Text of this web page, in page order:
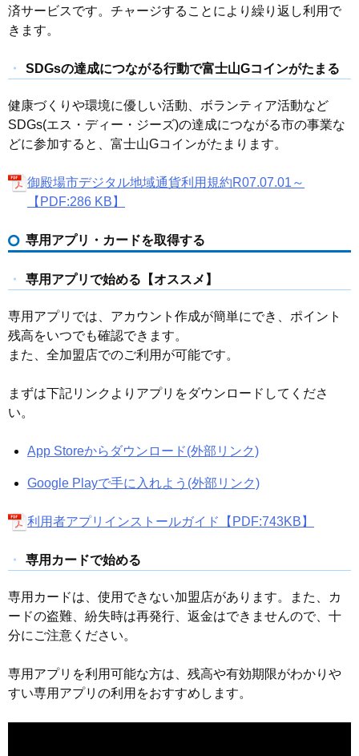
済サービスです。チャージすることにより繰り返し利用で
きます。
SDGsの達成につながる行動で富士山Gコインがたまる
健康づくりや環境に優しい活動、ボランティア活動など
SDGs(エス・ディー・ジーズ)の達成につながる市の事業な
どに参加すると、富士山Gコインがたまります。
御殿場市デジタル地域通貨利用規約R07.07.01～
【PDF:286 KB】
専用アプリ・カードを取得する
専用アプリで始める【オススメ】
専用アプリでは、アカウント作成が簡単にでき、ポイント
残高をいつでも確認できます。
また、全加盟店でのご利用が可能です。
まずは下記リンクよりアプリをダウンロードしてくださ
い。
App Storeからダウンロード(外部リンク)
Google Playで手に入れよう (外部リンク)
利用者アプリインストールガイド【PDF:743KB】
専用カードで始める
専用カードは、使用できない加盟店があります。また、カ
ードの盗難、紛失時は再発行、返金はできませんので、十
分にご注意ください。
専用アプリを利用可能な方は、残高や有効期限がわかりや
すい専用アプリの利用をおすすめします。